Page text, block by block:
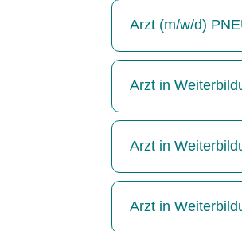
Arzt (m/w/d)
Arzt in
Arzt in
Arzt in